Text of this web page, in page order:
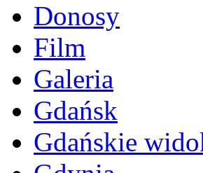
Donosy
Film
Galeria
Gdańsk
Gdańskie